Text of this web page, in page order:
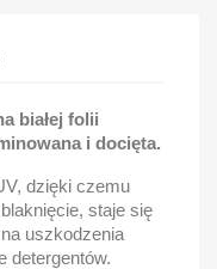
białej folii
i docięta.
dzięki czemu
staje się
uszkodzenia
detergentów.